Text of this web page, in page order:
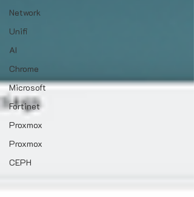
Network
Unifi
AI
Chrome
Microsoft
Fortinet
Proxmox
Proxmox
CEPH